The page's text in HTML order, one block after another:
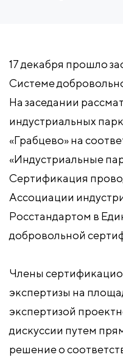
17 декабря прошло
Системе
На заседании
индустриальных
«Грабцево» на
«Индустриальные
Сертификация
Ассоциации
Росстандартом в
добровольной
Члены
экспертизы на
экспертизой
дискуссии путем
решение о